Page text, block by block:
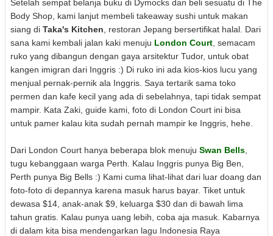
Setelah sempat belanja buku di Dymocks dan beli sesuatu di The
Body Shop, kami lanjut membeli takeaway sushi untuk makan
siang di Taka's Kitchen , restoran Jepang bersertifikat halal. Dari
sana kami kembali jalan kaki menuju London Court , semacam
ruko yang dibangun dengan gaya arsitektur Tudor, untuk obat
kangen imigran dari Inggris :) Di ruko ini ada kios-kios lucu yang
menjual pernak-pernik ala Inggris. Saya tertarik sama toko
permen dan kafe kecil yang ada di sebelahnya, tapi tidak sempat
mampir. Kata Zaki, guide kami, foto di London Court ini bisa
untuk pamer kalau kita sudah pernah mampir ke Inggris, hehe.
Dari London Court hanya beberapa blok menuju Swan Bells
tugu kebanggaan warga Perth. Kalau Inggris punya Big Ben,
Perth punya Big Bells :) Kami cuma lihat-lihat dari luar doang dan
foto-foto di depannya karena masuk harus bayar. Tiket untuk
dewasa $14, anak-anak $9, keluarga $30 dan di bawah lima
tahun gratis. Kalau punya uang lebih, coba aja masuk. Kabarnya
di dalam kita bisa mendengarkan lagu Indonesia Raya